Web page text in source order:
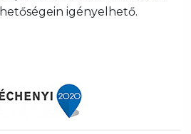
igényelhető.